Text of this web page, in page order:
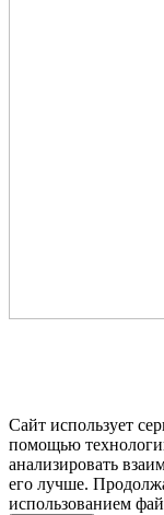
Сайт использует
помощью
анализировать
его лучше.
использованием